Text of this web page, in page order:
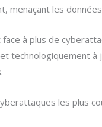
menaçant les
à plus de
technologiquement à
les plus